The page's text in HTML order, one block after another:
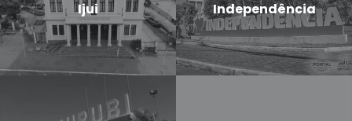
Ijui Independência